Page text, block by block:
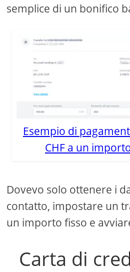
semplice di un bonifico
Esempio di
CHF a un
Dovevo solo ottenere i
contatto, impostare un
un importo fisso e
Carta di